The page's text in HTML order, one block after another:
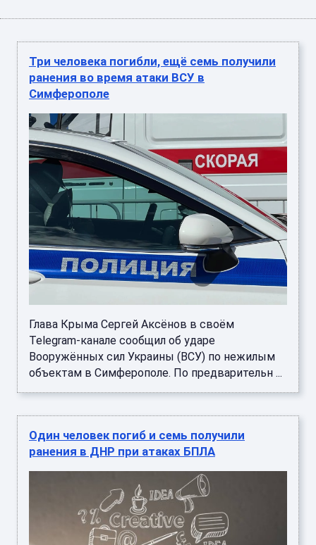
Три человека погибли, ещё семь получили
ранения во время атаки ВСУ в
Симферополе
Глава Крыма Сергей Аксёнов в своём
Telegram-канале сообщил об ударе
Вооружённых сил Украины (ВСУ) по нежилым
объектам в Симферополе. По предварительн ...
Один человек погиб и семь получили
ранения в ДНР при атаках БПЛА